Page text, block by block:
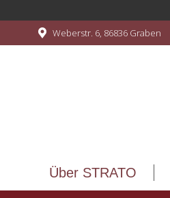
Weberstr. 6, 86836 Graben
Über STRATO
Über STRATO